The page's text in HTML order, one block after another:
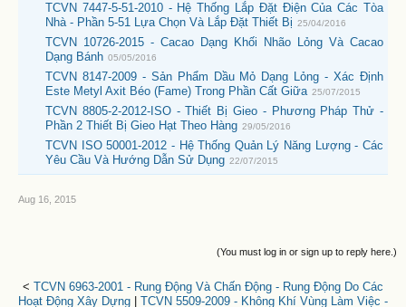
TCVN 7447-5-51-2010 - Hệ Thống Lắp Đặt Điện Của Các Tòa
Nhà - Phần 5-51 Lựa Chọn Và Lắp Đặt Thiết Bị 25/04/2016
TCVN 10726-2015 - Cacao Dạng Khối Nhão Lỏng Và Cacao
Dạng Bánh 05/05/2016
TCVN 8147-2009 - Sản Phẩm Dầu Mỏ Dạng Lỏng - Xác Định
Este Metyl Axit Béo (Fame) Trong Phần Cất Giữa 25/07/2015
TCVN 8805-2-2012-ISO - Thiết Bị Gieo - Phương Pháp Thử -
Phần 2 Thiết Bị Gieo Hạt Theo Hàng 29/05/2016
TCVN ISO 50001-2012 - Hệ Thống Quản Lý Năng Lượng - Các
Yêu Cầu Và Hướng Dẫn Sử Dụng 22/07/2015
Aug 16, 2015
(You must log in or sign up to reply here.)
< TCVN 6963-2001 - Rung Động Và Chấn Động - Rung Động Do Các
Hoạt Động Xây Dựng
TCVN 5509-2009 - Không Khí Vùng Làm Việc -